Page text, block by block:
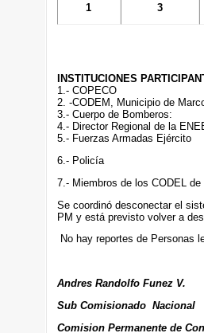
1 3
INSTITUCIONES
1.- COPECO
2. -CODEM, Municipio de
3.- Cuerpo de Bomberos:
4.- Director Regional de la
5.- Fuerzas Armadas Ejército
6.- Policía
7.- Miembros de los CODEL
Se coordinó desconectar el
PM y está previsto volver a
No hay reportes de Personas
Andres Randolfo Funez V.
Sub Comisionado Nacional
Comision Permanente de